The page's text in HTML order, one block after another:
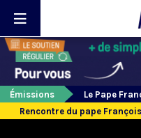
Émissions
Le Pape
Rencontre du pape